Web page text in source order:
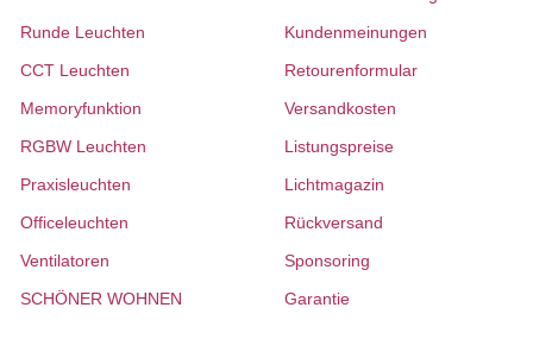
Runde Leuchten
CCT Leuchten
Memoryfunktion
RGBW Leuchten
Praxisleuchten
Officeleuchten
Ventilatoren
SCHÖNER WOHNEN
Kundenmeinungen
Retourenformular
Versandkosten
Listungspreise
Lichtmagazin
Rückversand
Sponsoring
Garantie